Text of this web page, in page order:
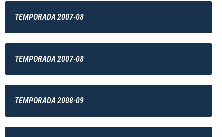
TEMPORADA 2007-08
TEMPORADA 2007-08
TEMPORADA 2008-09